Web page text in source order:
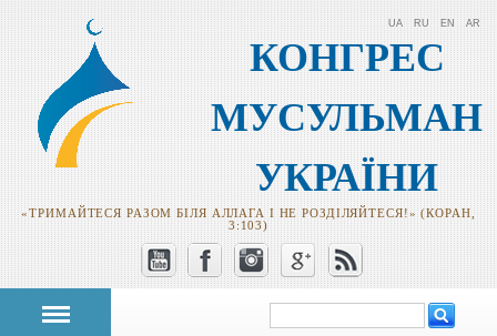
КОНГРЕС
МУСУЛЬМАН
УКРАЇНИ
«ТРИМАЙТЕСЯ РАЗОМ БІЛЯ АЛЛАГА І НЕ РОЗДІЛЯЙТЕСЯ!» (КОРАН,
3:103)
UA RU EN AR
Пошукова